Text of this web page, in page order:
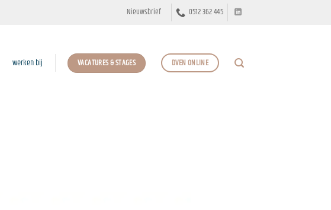
Nieuwsbrief 0512 362 445
werken bij VACATURES & STAGES DVEN ONLINE